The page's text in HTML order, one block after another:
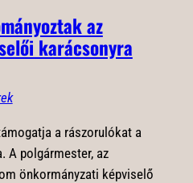
az
karácsonyra
a rászorulókat a
A polgármester, az
önkormányzati képviselő